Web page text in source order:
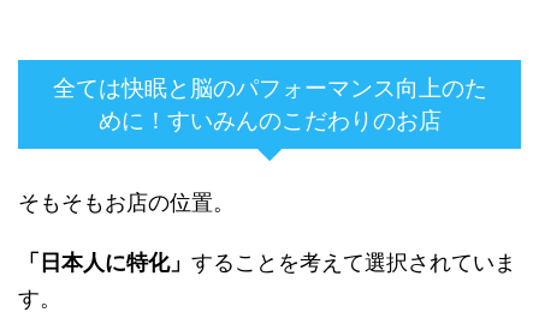
全ては快眠と脳のパフォーマンス向上のた
めに！すいみんのこだわりのお店
そもそもお店の位置。
「日本人に特化」 することを考えて選択されていま
す。